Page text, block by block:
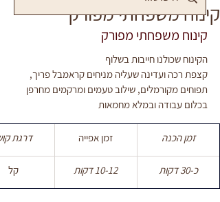
קינוח משפחתי מפורק
קינוח משפחתי מפורק
הקינוח שכולנו חייבות בשלוף
קצפת רכה ועדינה שעליה מניחים קראמבל פריך,
תפוחים מקורמלים, שילוב טעמים ומרקמים מחרפן
בכלום עבודה ובמלא מחמאות
זמן הכנה זמן אפייה דרגת
כ-30 דקות 10-12 דקות קל